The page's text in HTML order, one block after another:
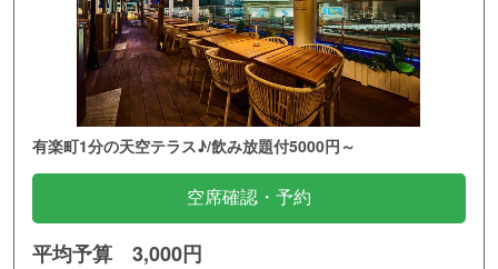
有楽町1分の天空テラス♪/飲み放題付5000円～
空席確認・予約
平均予算 3,000円